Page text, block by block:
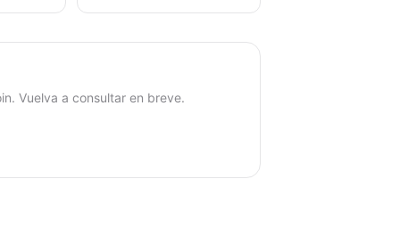
Vuelva a consultar en breve.